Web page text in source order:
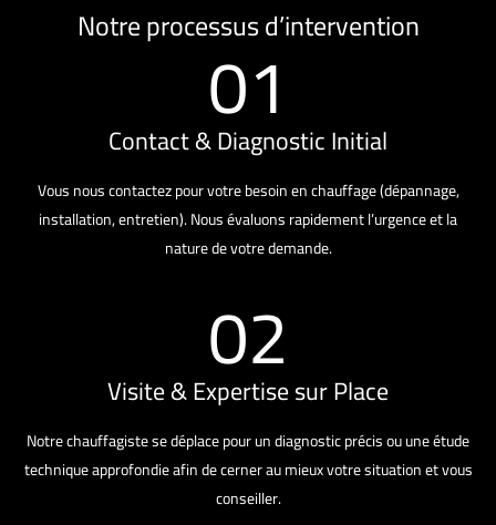
Notre processus d’intervention
01
Contact & Diagnostic Initial
Vous nous contactez pour votre besoin en chauffage (dépannage,
installation, entretien). Nous évaluons rapidement l’urgence et la
nature de votre demande.
02
Visite & Expertise sur Place
Notre chauffagiste se déplace pour un diagnostic précis ou une étude
technique approfondie afin de cerner au mieux votre situation et vous
conseiller.